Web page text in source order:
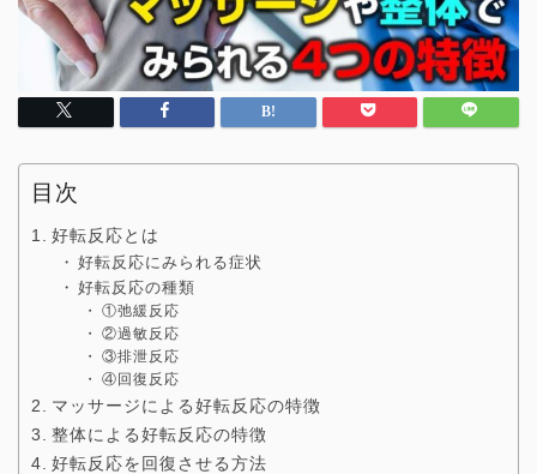
目次
好転反応とは
好転反応にみられる症状
好転反応の種類
①弛緩反応
②過敏反応
③排泄反応
④回復反応
マッサージによる好転反応の特徴
整体による好転反応の特徴
好転反応を回復させる方法